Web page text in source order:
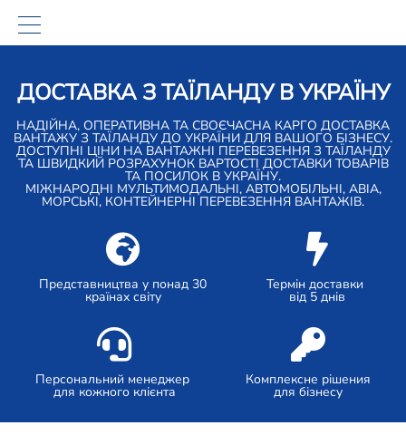
ДОСТАВКА З ТАЇЛАНДУ В УКРАЇНУ
НАДІЙНА, ОПЕРАТИВНА ТА СВОЄЧАСНА КАРГО ДОСТАВКА
ВАНТАЖУ З ТАЇЛАНДУ ДО УКРАЇНИ ДЛЯ ВАШОГО БІЗНЕСУ.
ДОСТУПНІ ЦІНИ НА ВАНТАЖНІ ПЕРЕВЕЗЕННЯ З ТАЇЛАНДУ
ТА ШВИДКИЙ РОЗРАХУНОК ВАРТОСТІ ДОСТАВКИ ТОВАРІВ
ТА ПОСИЛОК В УКРАЇНУ.
МІЖНАРОДНІ МУЛЬТИМОДАЛЬНІ, АВТОМОБІЛЬНІ, АВІА,
МОРСЬКІ, КОНТЕЙНЕРНІ ПЕРЕВЕЗЕННЯ ВАНТАЖІВ.
Представництва у понад 30
країнах світу
Термін доставки
від 5 днів
Персональний менеджер
для кожного клієнта
Комплексне рішения
для бізнесу